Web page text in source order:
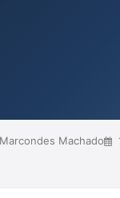
que é
os
Machado